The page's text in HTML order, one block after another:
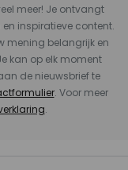
meer! Je ontvangt
inspiratieve content.
mening belangrijk en
kan op elk moment
de nieuwsbrief te
. Voor meer
.